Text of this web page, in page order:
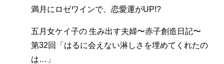
満月にロゼワインで、恋愛運がUP!?
五月女ケイ子の 生み出す夫婦〜赤子創造日記〜
第32回「はるに会えない淋しさを埋めてくれたの
は…」